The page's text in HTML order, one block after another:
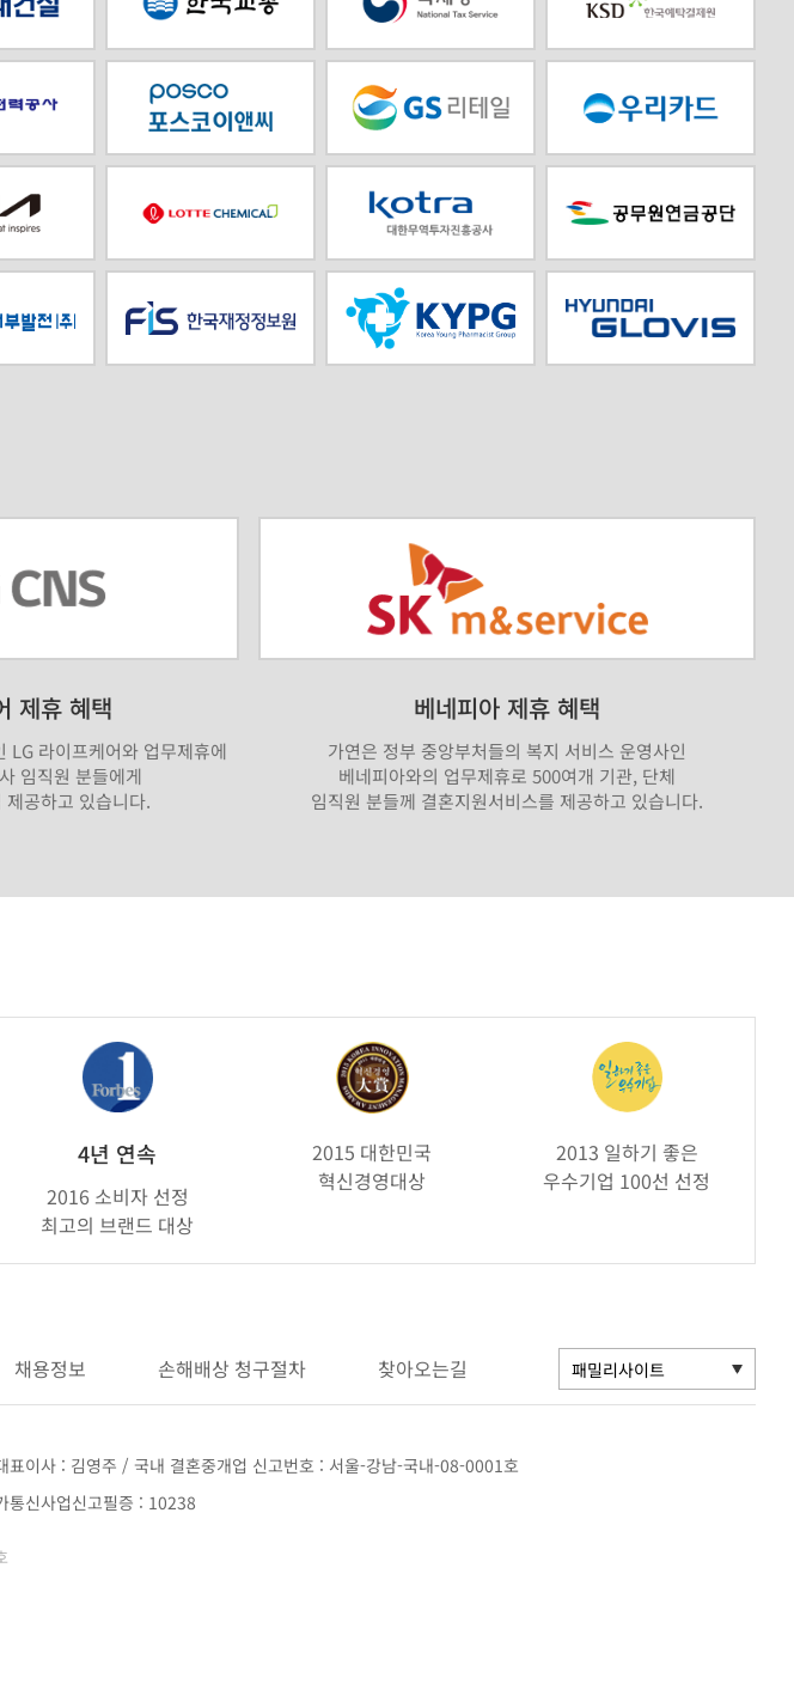
별도 인증 절차 진행
제휴 혜택
LG 라이프케어와 업무제휴에
임직원 분들에게
공하고 있습니다.
베네피아 제휴 혜택
가연은 정부 중앙부처들의 복지 서비스 운영사인
베네피아와의 업무제휴로 500여개 기관, 단체
임직원 분들께 결혼지원서비스를 제공하고 있습니다.
4년 연속
2016 소비자 선정
최고의 브랜드 대상
2015 대한민국
혁신경영대상
2013 일하기 좋은
우수기업 100선 선정
채용정보 손해배상 청구절차 찾아오는길
이사 : 김영주 / 국내 결혼중개업 신고번호 : 서울-강남-국내-08-0001호
신사업신고필증 : 10238